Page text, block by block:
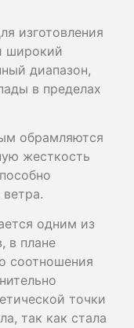
изготовления
широкий
диапазон,
в пределах
обрамляются
жесткость
одним из
в плане
соотношения
точки
так как стала